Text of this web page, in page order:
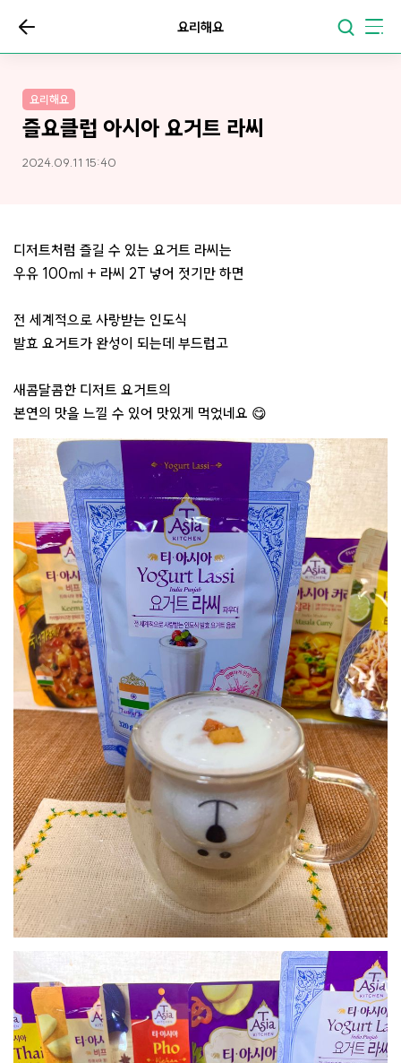
요리해요
요리해요
즐요클럽 아시아 요거트 라씨
2024.09.11 15:40
디저트처럼 즐길 수 있는 요거트 라씨는
우유 100ml + 라씨 2T 넣어 젓기만 하면
전 세계적으로 사랑받는 인도식
발효 요거트가 완성이 되는데 부드럽고
새콤달콤한 디저트 요거트의
본연의 맛을 느낄 수 있어 맛있게 먹었네요 😋